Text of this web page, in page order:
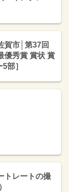
賀市│第37回
優秀賞 賞状 賞
部］
トレートの撮